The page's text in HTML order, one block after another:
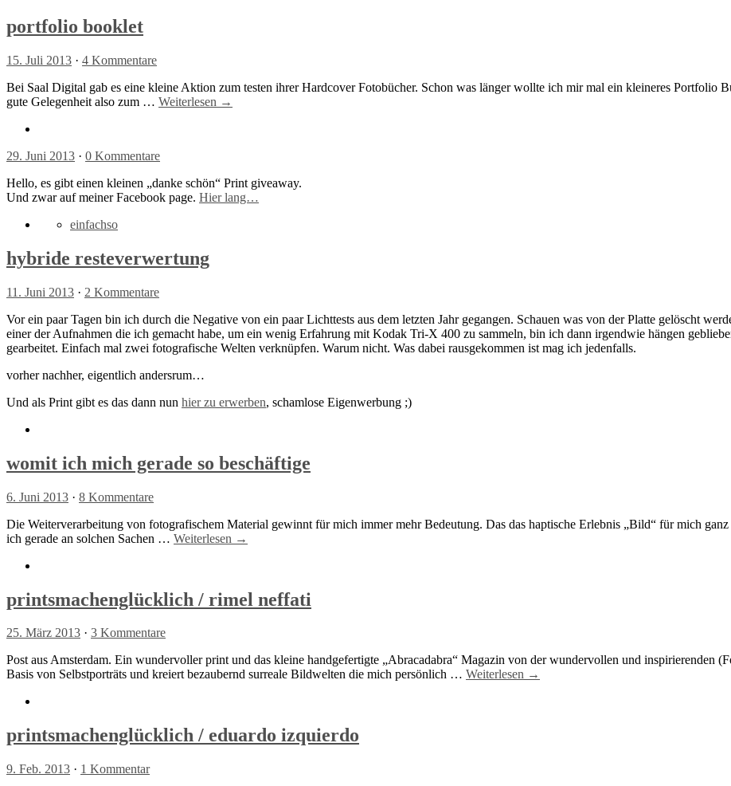
portfolio booklet
15. Juli 2013 · 4 Kommentare
Bei Saal Digital gab es eine kleine Aktion zum testen ihrer Hardcover Fotobücher. Schon was länger wollte ich mir mal ein kleineres Portfolio
gute Gelegenheit also zum … Weiterlesen →
29. Juni 2013 · 0 Kommentare
Hello, es gibt einen kleinen „danke schön“ Print giveaway.
Und zwar auf meiner Facebook page. Hier lang…
einfachso
hybride resteverwertung
11. Juni 2013 · 2 Kommentare
Vor ein paar Tagen bin ich durch die Negative von ein paar Lichttests aus dem letzten Jahr gegangen. Schauen was von der Platte gelöscht
einer der Aufnahmen die ich gemacht habe, um ein wenig Erfahrung mit Kodak Tri-X 400 zu sammeln, bin ich dann irgendwie hängen
gearbeitet. Einfach mal zwei fotografische Welten verknüpfen. Warum nicht. Was dabei rausgekommen ist mag ich jedenfalls.
vorher nachher, eigentlich andersrum…
Und als Print gibt es das dann nun hier zu erwerben, schamlose Eigenwerbung ;)
womit ich mich gerade so beschäftige
6. Juni 2013 · 8 Kommentare
Die Weiterverarbeitung von fotografischem Material gewinnt für mich immer mehr Bedeutung. Das das haptische Erlebnis „Bild“ für mich
ich gerade an solchen Sachen … Weiterlesen →
printsmachenglücklich / rimel neffati
25. März 2013 · 3 Kommentare
Post aus Amsterdam. Ein wundervoller print und das kleine handgefertigte „Abracadabra“ Magazin von der wundervollen und inspirierenden
Basis von Selbstporträts und kreiert bezaubernd surreale Bildwelten die mich persönlich … Weiterlesen →
printsmachenglücklich / eduardo izquierdo
9. Feb. 2013 · 1 Kommentar